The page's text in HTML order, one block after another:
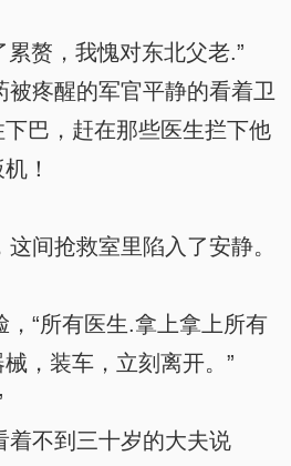
赘，我愧对东北父老.”
疼醒的军官平静的看着卫
巴，赶在那些医生拦下他
！
间抢救室里陷入了安静。
“所有医生.拿上拿上所有
，装车，立刻离开。”
不到三十岁的大夫说